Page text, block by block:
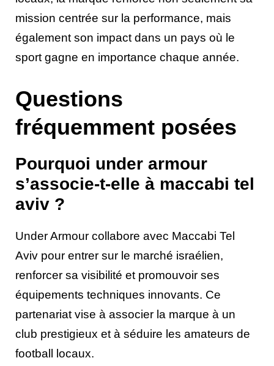
mission centrée sur la performance, mais
également son impact dans un pays où le
sport gagne en importance chaque année.
Questions
fréquemment posées
Pourquoi under armour
s’associe-t-elle à maccabi tel
aviv ?
Under Armour collabore avec Maccabi Tel
Aviv pour entrer sur le marché israélien,
renforcer sa visibilité et promouvoir ses
équipements techniques innovants. Ce
partenariat vise à associer la marque à un
club prestigieux et à séduire les amateurs de
football locaux.